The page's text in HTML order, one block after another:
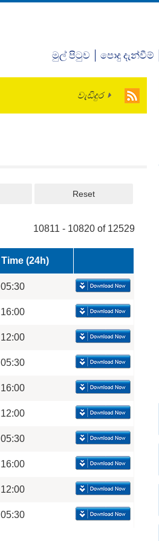
මුල් පිටුව පොදු දැන්වීම්
වැඩිදුර
Reset
10811 - 10820 of 12529
Time (24h)
05:30
16:00
12:00
05:30
16:00
12:00
05:30
16:00
12:00
05:30